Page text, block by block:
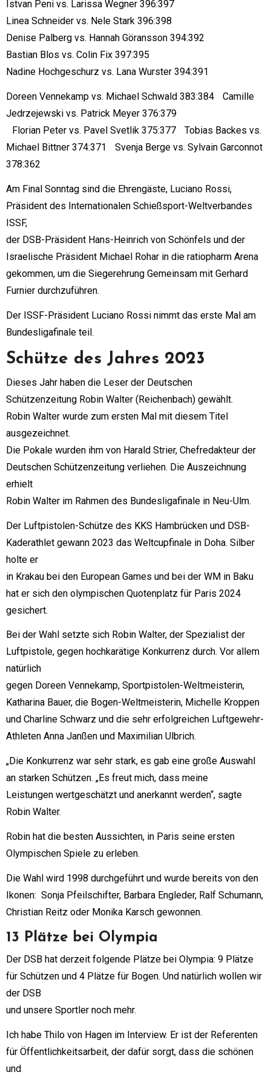
Istvan Peni vs. Larissa Wegner 396:397
Linea Schneider vs. Nele Stark 396:398
Denise Palberg vs. Hannah Göransson 394:392
Bastian Blos vs. Colin Fix 397:395
Nadine Hochgeschurz vs. Lana Wurster 394:391
Doreen Vennekamp vs. Michael Schwald 383:384 Camille
Jedrzejewski vs. Patrick Meyer 376:379
Florian Peter vs. Pavel Svetlik 375:377 Tobias Backes vs.
Michael Bittner 374:371 Svenja Berge vs. Sylvain Garconnot
378:362
Am Final Sonntag sind die Ehrengäste, Luciano Rossi,
Präsident des Internationalen Schießsport-Weltverbandes
ISSF,
der DSB-Präsident Hans-Heinrich von Schönfels und der
Israelische Präsident Michael Rohar in die ratiopharm Arena
gekommen, um die Siegerehrung Gemeinsam mit Gerhard
Furnier durchzuführen.
Der ISSF-Präsident Luciano Rossi nimmt das erste Mal am
Bundesligafinale teil.
Schütze des Jahres 2023
Dieses Jahr haben die Leser der Deutschen
Schützenzeitung Robin Walter (Reichenbach) gewählt.
Robin Walter wurde zum ersten Mal mit diesem Titel
ausgezeichnet.
Die Pokale wurden ihm von Harald Strier, Chefredakteur der
Deutschen Schützenzeitung verliehen. Die Auszeichnung
erhielt
Robin Walter im Rahmen des Bundesligafinale in Neu-Ulm.
Der Luftpistolen-Schütze des KKS Hambrücken und DSB-
Kaderathlet gewann 2023 das Weltcupfinale in Doha. Silber
holte er
in Krakau bei den European Games und bei der WM in Baku
hat er sich den olympischen Quotenplatz für Paris 2024
gesichert.
Bei der Wahl setzte sich Robin Walter, der Spezialist der
Luftpistole, gegen hochkarätige Konkurrenz durch. Vor allem
natürlich
gegen Doreen Vennekamp, Sportpistolen-Weltmeisterin,
Katharina Bauer, die Bogen-Weltmeisterin, Michelle Kroppen
und Charline Schwarz und die sehr erfolgreichen Luftgewehr-
Athleten Anna Janßen und Maximilian Ulbrich.
„Die Konkurrenz war sehr stark, es gab eine große Auswahl
an starken Schützen. „Es freut mich, dass meine
Leistungen wertgeschätzt und anerkannt werden“, sagte
Robin Walter.
Robin hat die besten Aussichten, in Paris seine ersten
Olympischen Spiele zu erleben.
Die Wahl wird 1998 durchgeführt und wurde bereits von den
Ikonen: Sonja Pfeilschifter, Barbara Engleder, Ralf Schumann,
Christian Reitz oder Monika Karsch gewonnen.
13 Plätze bei Olympia
Der DSB hat derzeit folgende Plätze bei Olympia: 9 Plätze
für Schützen und 4 Plätze für Bogen. Und natürlich wollen wir
der DSB
und unsere Sportler noch mehr.
Ich habe Thilo von Hagen im Interview. Er ist der Referenten
für Öffentlichkeitsarbeit, der dafür sorgt, dass die schönen
und